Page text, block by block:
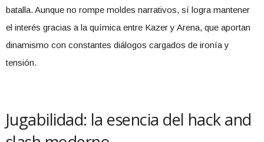
batalla. Aunque no rompe moldes narrativos, sí logra mantener
el interés gracias a la química entre Kazer y Arena, que aportan
dinamismo con constantes diálogos cargados de ironía y
tensión.
Jugabilidad: la esencia del hack and